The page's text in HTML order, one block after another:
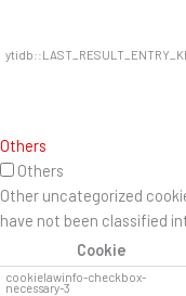
Others
Others
Other uncategorized
have not been classified
Cookie
cookielawinfo-checkbox-
necessary-3